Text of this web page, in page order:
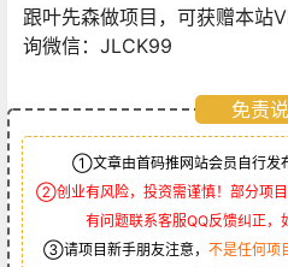
跟叶先森做项目，可获赠本站
询微信：JLCK99
免责
①文章由首码推网站会员自行发
②创业有风险，投资需谨慎！部分项
有问题联系客服QQ反馈纠正，
③请项目新手朋友注意， 不是任何项